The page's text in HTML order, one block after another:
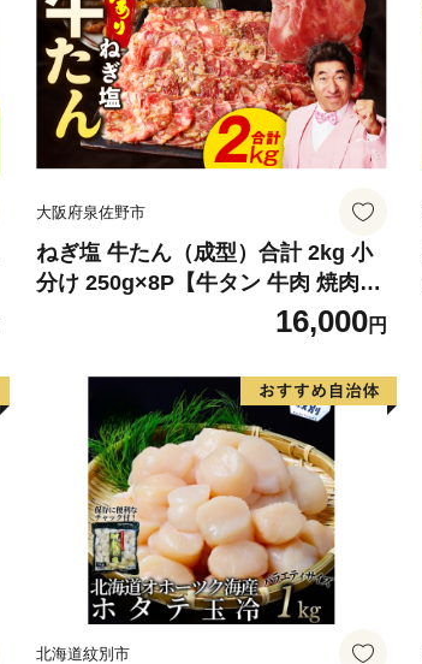
大阪府泉佐野市
ねぎ塩 牛たん（成型）合計 2kg 小
分け 250g×8P【牛タン 牛肉 焼肉用
薄切り 訳あり サイズ不揃い】
16,000円
北海道紋別市